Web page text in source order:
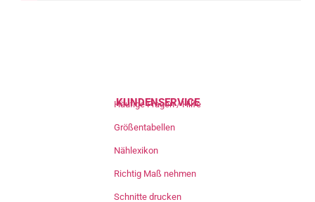
KUNDENSERVICE
Häufige Fragen / Hilfe
Größentabellen
Nählexikon
Richtig Maß nehmen
Schnitte drucken